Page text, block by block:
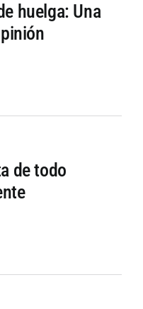
huelga: Una
de todo